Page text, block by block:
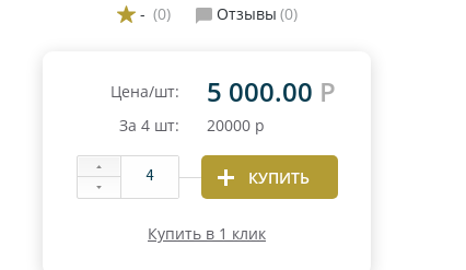
- (0) Отзывы (0)
Цена/шт: 5 000.00 Р
За 4 шт: 20000 р
КУПИТЬ
Купить в 1 клик